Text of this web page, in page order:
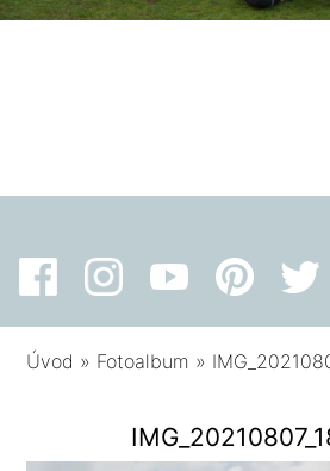
Úvod » Fotoalbum »